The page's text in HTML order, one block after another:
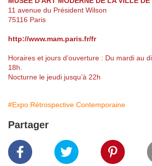
11 avenue du Président Wilson
75116 Paris
http://www.mam.paris.fr/fr
Horaires et jours d’ouverture : Du mardi au
18h.
Nocturne le jeudi jusqu’à 22h
#Expo Rétrospective Contemporaine
Partager